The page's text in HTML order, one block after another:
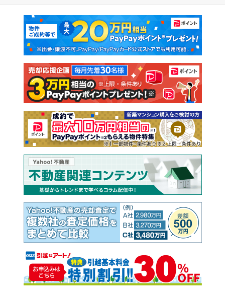
新築マンション 中古マンション
新築一戸建て 中古一戸建て
注文住宅 土地
売却査定
マンションカタログ 教えて！住まいの先生